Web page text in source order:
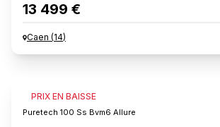
13 499 €
Caen (14)
PRIX EN BAISSE
PEUGEOT 208
Puretech 100 Ss Bvm6 Allure